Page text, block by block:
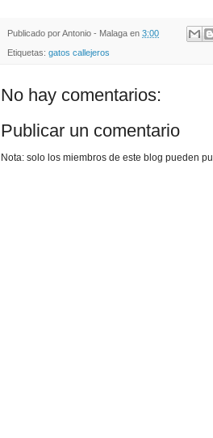
Publicado porAntonio - Malaga en 3:00
Etiquetas: gatos callejeros
No hay comentarios:
Publicar un comentario
Nota: solo los miembros de este blog pueden